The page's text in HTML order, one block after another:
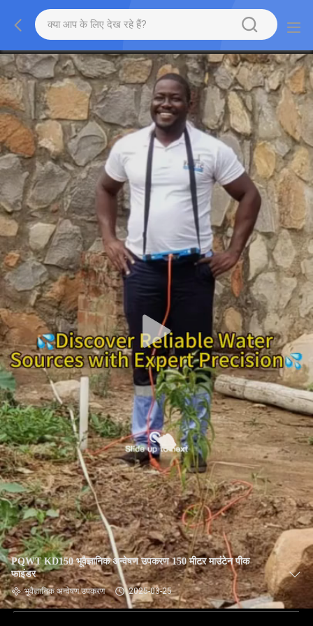
PQWT KD150 भूवैज्ञानिक अन्वेषण उपकरण 150 मीटर माउंटेन पीक
फाइंडर
भूवैज्ञानिक अन्वेषण उपकरण 2025-03-25